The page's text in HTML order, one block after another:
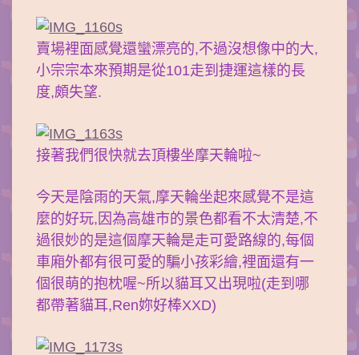
賣場裡面感覺還蠻漂亮的,不過沒想像中的大,
小宗宗本來預期是從101走到捷運這樣的長
度,頗失望.
接著我們很快就去頂樓坐摩天輪啦~
今天是陰雨的天氣,摩天輪坐起來感覺不是這
麼的好玩,因為高雄市的景色都看不太清楚,不
過很妙的是這個摩天輪是走可愛路線的,每個
車廂外都有很可愛的騙小孩彩繪,裡面還有一
個很萌的抱枕喔~所以貓耳又出現啦(走到哪
都帶著貓耳,Ren妳好棒XXD)